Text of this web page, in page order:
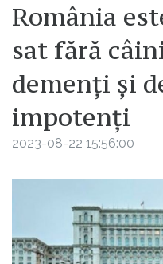
România
sat fără
demenți și
impotenți
2023-08-22 15:56:00